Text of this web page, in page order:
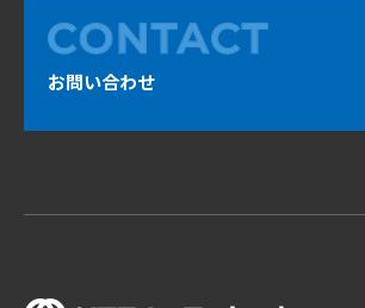
お問い合わせ